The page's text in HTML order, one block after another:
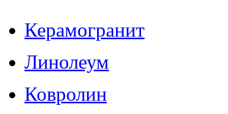
Керамогранит
Линолеум
Ковролин